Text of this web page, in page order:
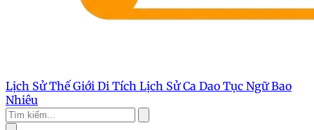
Lịch Sử Thế Giới Di Tích Lịch SửCa Dao Tục NgữBao
Nhiêu